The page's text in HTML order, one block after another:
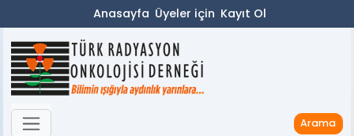
Anasayfa Üyeler için Kayıt Ol
Arama